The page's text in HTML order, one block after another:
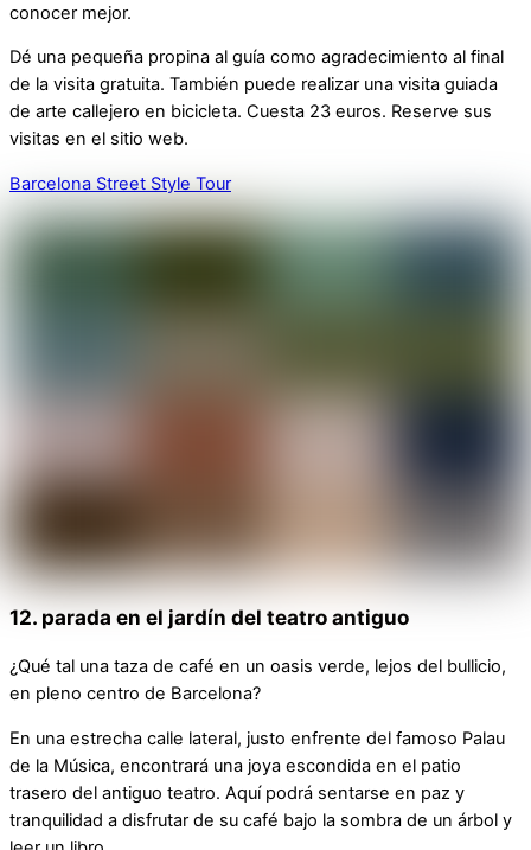
conocer mejor.
Dé una pequeña propina al guía como agradecimiento al final
de la visita gratuita. También puede realizar una visita guiada
de arte callejero en bicicleta. Cuesta 23 euros. Reserve sus
visitas en el sitio web.
Barcelona Street Style Tour
12. parada en el jardín del teatro antiguo
¿Qué tal una taza de café en un oasis verde, lejos del bullicio,
en pleno centro de Barcelona?
En una estrecha calle lateral, justo enfrente del famoso Palau
de la Música, encontrará una joya escondida en el patio
trasero del antiguo teatro. Aquí podrá sentarse en paz y
tranquilidad a disfrutar de su café bajo la sombra de un árbol y